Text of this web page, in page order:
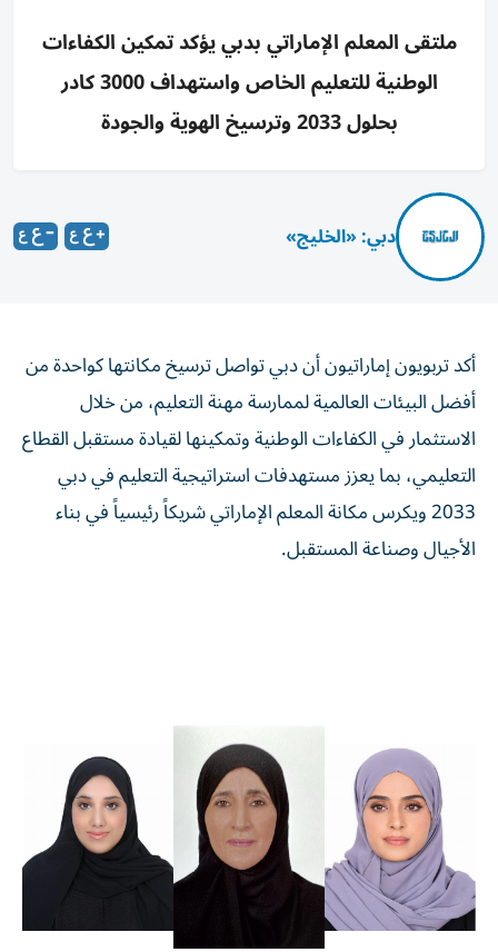
ملتقى المعلم الإماراتي بدبي يؤكد تمكين الكفاءات
الوطنية للتعليم الخاص واستهداف 3000 كادر
بحلول 2033 وترسيخ الهوية والجودة
دبي: «الخليج»
أكد تربويون إماراتيون أن دبي تواصل ترسيخ مكانتها كواحدة من
أفضل البيئات العالمية لممارسة مهنة التعليم، من خلال
الاستثمار في الكفاءات الوطنية وتمكينها لقيادة مستقبل القطاع
التعليمي، بما يعزز مستهدفات استراتيجية التعليم في دبي
2033 ويكرس مكانة المعلم الإماراتي شريكاً رئيسياً في بناء
الأجيال وصناعة المستقبل.